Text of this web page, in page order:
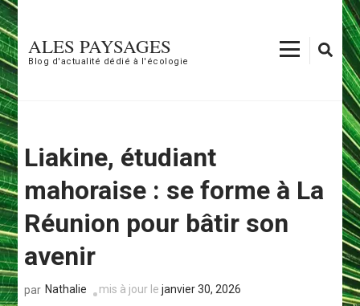
Aller
au
contenu
(Pressez
Entrée)
ALES PAYSAGES
Blog d'actualité dédié à l'écologie
Liakine, étudiant
mahoraise : se forme à La
Réunion pour bâtir son
avenir
par Nathalie mis à jour lejanvier 30, 2026